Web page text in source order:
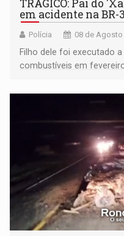
TRÁGICO: Pai do
em acidente na BR-
Polícia 08 de Agosto
Filho dele foi executado
combustíveis em